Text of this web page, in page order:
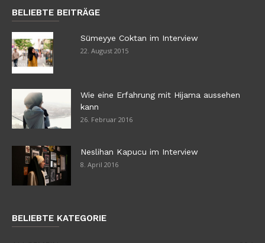
BELIEBTE BEITRÄGE
Sümeyye Coktan im Interview
22. August 2015
Wie eine Erfahrung mit Hijama aussehen
kann
26. Februar 2016
Neslihan Kapucu im Interview
8. April 2016
BELIEBTE KATEGORIE